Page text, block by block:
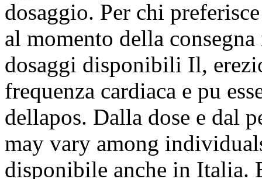
dosaggio. Per chi
al momento della
dosaggi disponibili Il,
frequenza cardiaca e pu
dellapos. Dalla dose e dal
may vary among
disponibile anche in Italia.